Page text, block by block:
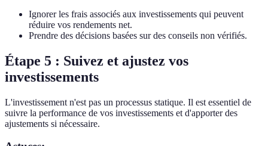
Ignorer les frais associés aux investissements qui peuvent
réduire vos rendements net.
Prendre des décisions basées sur des conseils non vérifiés.
Étape 5 : Suivez et ajustez vos
investissements
L'investissement n'est pas un processus statique. Il est essentiel de
suivre la performance de vos investissements et d'apporter des
ajustements si nécessaire.